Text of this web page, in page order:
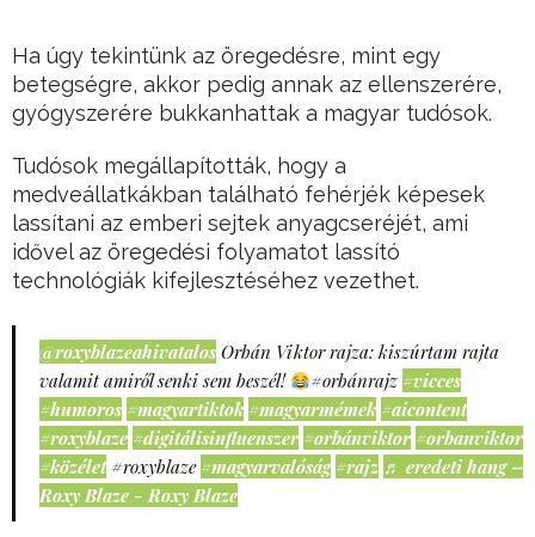
Ha úgy tekintünk az öregedésre, mint egy
betegségre, akkor pedig annak az ellenszerére,
gyógyszerére bukkanhattak a magyar tudósok.
Tudósok megállapították, hogy a
medveállatkákban található fehérjék képesek
lassítani az emberi sejtek anyagcseréjét, ami
idővel az öregedési folyamatot lassító
technológiák kifejlesztéséhez vezethet.
@roxyblazeahivatalos Orbán Viktor rajza: kiszúrtam rajta
valamit amiről senki sem beszél!
#orbánrajz #vicces
#humoros #magyartiktok #magyarmémek #aicontent
#roxyblaze #digitálisinfluenszer #orbánviktor #orbanviktor
#közélet #roxyblaze #magyarvalóság #rajz ♬ eredeti hang –
Roxy Blaze - Roxy Blaze